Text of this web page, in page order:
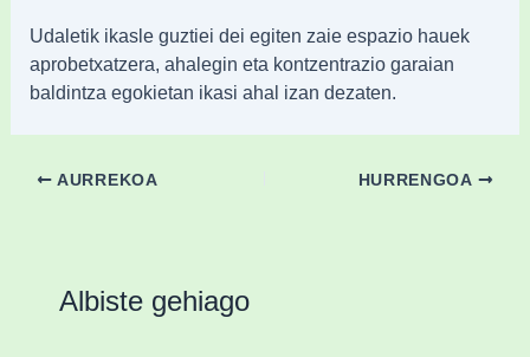
Udaletik ikasle guztiei dei egiten zaie espazio hauek
aprobetxatzera, ahalegin eta kontzentrazio garaian
baldintza egokietan ikasi ahal izan dezaten.
AURREKOA HURRENGOA
Albiste gehiago